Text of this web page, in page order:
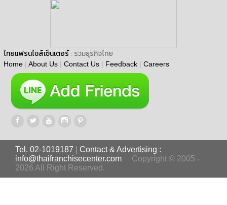
ไทยแฟรนไชส์เซ็นเตอร์ : รวมธุรกิจไทย
Home | About Us | Contact Us | Feedback | Careers
Tel. 02-1019187
Contact & Advertising :
info@thaifranchisecenter.com
Copyright © 2005 -
2026 All Right Reserved.